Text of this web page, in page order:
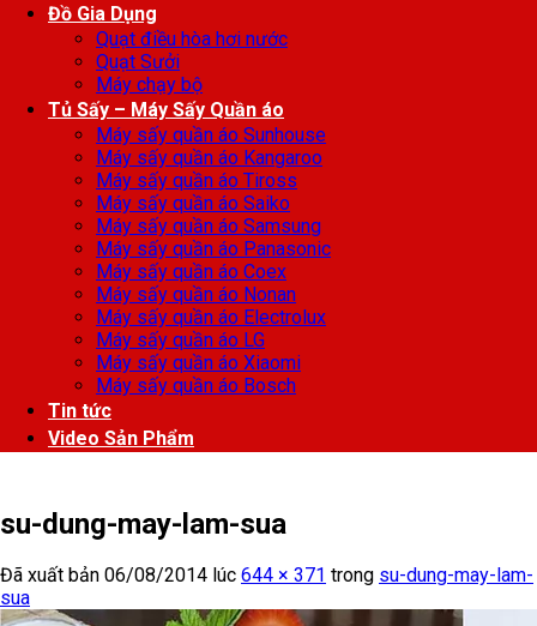
Đồ Gia Dụng
Quạt điều hòa hơi nước
Quạt Sưởi
Máy chạy bộ
Tủ Sấy – Máy Sấy Quần áo
Máy sấy quần áo Sunhouse
Máy sấy quần áo Kangaroo
Máy sấy quần áo Tiross
Máy sấy quần áo Saiko
Máy sấy quần áo Samsung
Máy sấy quần áo Panasonic
Máy sấy quần áo Coex
Máy sấy quần áo Nonan
Máy sấy quần áo Electrolux
Máy sấy quần áo LG
Máy sấy quần áo Xiaomi
Máy sấy quần áo Bosch
Tin tức
Video Sản Phẩm
su-dung-may-lam-sua
Đã xuất bản 06/08/2014 lúc 644 × 371 trong su-dung-may-lam-
sua